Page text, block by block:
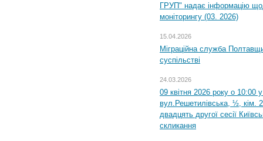
ГРУП" надає інформацію
моніторингу (03. 2026)
15.04.2026
Міграційна служба
суспільстві
24.03.2026
09 квітня 2026 року о 10:00
вул.Решетилівська, ½, кім.
двадцять другої сесії
скликання